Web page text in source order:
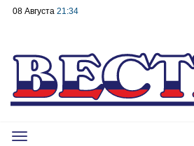
08 Августа 21:34
Toggle